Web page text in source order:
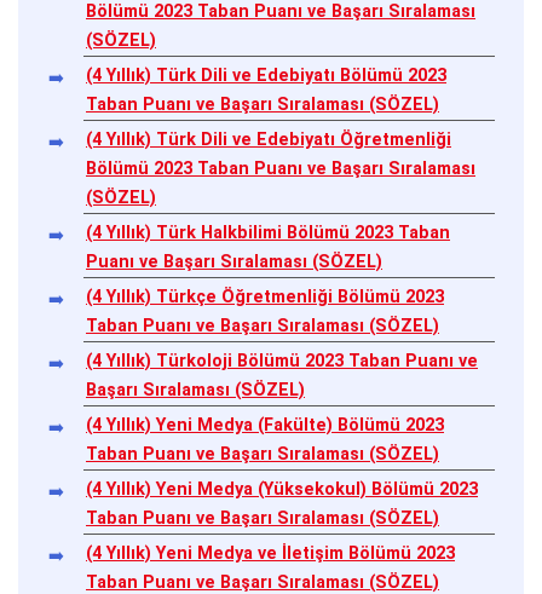
Bölümü 2023 Taban Puanı ve Başarı Sıralaması
(SÖZEL)
(4 Yıllık) Türk Dili ve Edebiyatı Bölümü 2023
Taban Puanı ve Başarı Sıralaması (SÖZEL)
(4 Yıllık) Türk Dili ve Edebiyatı Öğretmenliği
Bölümü 2023 Taban Puanı ve Başarı Sıralaması
(SÖZEL)
(4 Yıllık) Türk Halkbilimi Bölümü 2023 Taban
Puanı ve Başarı Sıralaması (SÖZEL)
(4 Yıllık) Türkçe Öğretmenliği Bölümü 2023
Taban Puanı ve Başarı Sıralaması (SÖZEL)
(4 Yıllık) Türkoloji Bölümü 2023 Taban Puanı ve
Başarı Sıralaması (SÖZEL)
(4 Yıllık) Yeni Medya (Fakülte) Bölümü 2023
Taban Puanı ve Başarı Sıralaması (SÖZEL)
(4 Yıllık) Yeni Medya (Yüksekokul) Bölümü 2023
Taban Puanı ve Başarı Sıralaması (SÖZEL)
(4 Yıllık) Yeni Medya ve İletişim Bölümü 2023
Taban Puanı ve Başarı Sıralaması (SÖZEL)